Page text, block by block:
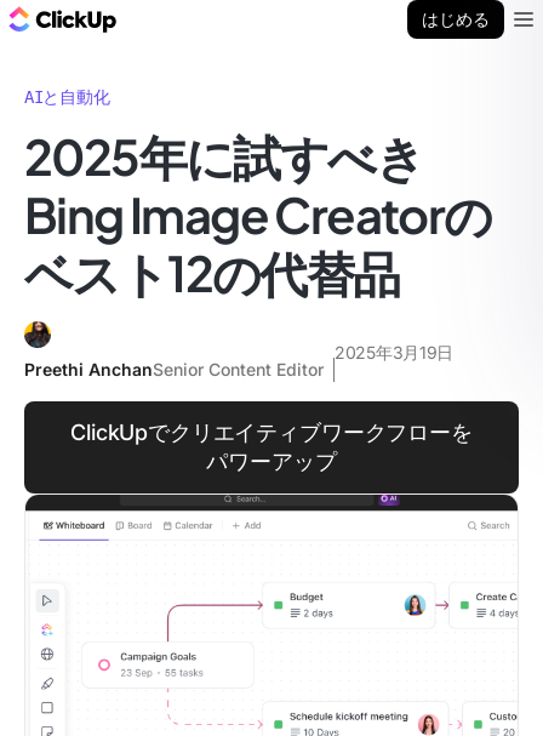
はじめる
AIと自動化
2025年に試すべき
Bing Image Creatorの
ベスト12の代替品
Preethi AnchanSenior Content Editor
2025年3月19日
ClickUpでクリエイティブワークフローを
パワーアップ